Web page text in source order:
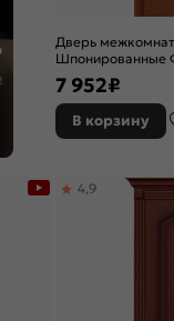
Дверь
Шпонированные
филенчатая
7 952₽
В корзину
4,9